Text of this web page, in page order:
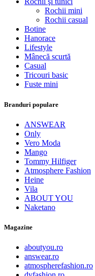
Rochii mini
Rochii casual
Botine
Hanorace
Lifestyle
Mânecă scurtă
Casual
Tricouri basic
Fuste mini
Branduri populare
ANSWEAR
Only
Vero Moda
Mango
Tommy Hilfiger
Atmosphere Fashion
Heine
Vila
ABOUT YOU
Naketano
Magazine
aboutyou.ro
answear.ro
atmospherefashion.ro